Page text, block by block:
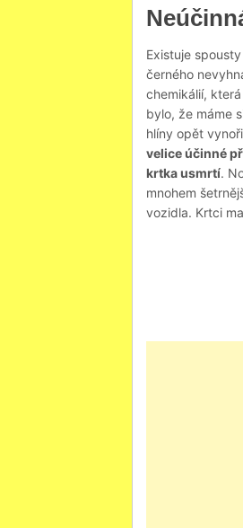
Existuje
černého
chemikálií,
bylo, že máme
hlíny opět
velice účinné
krtka usmrtí.
mnohem
vozidla. Krtci